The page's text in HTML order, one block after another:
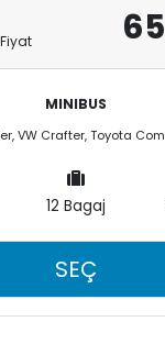
MINIBUS
12 Bagaj
SEÇ